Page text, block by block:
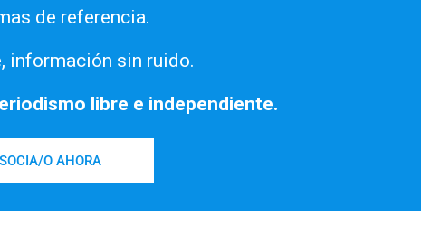
de referencia.
información sin ruido.
libre e independiente.
O AHORA